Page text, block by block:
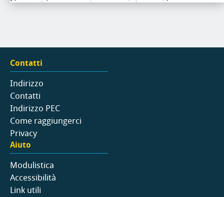
Contatti
Indirizzo
Contatti
Indirizzo PEC
Come raggiungerci
Privacy
Aiuto
Modulistica
Accessibilità
Link utili